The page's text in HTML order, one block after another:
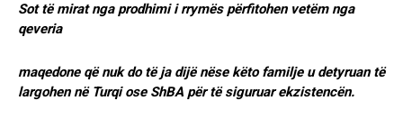
Sot të mirat nga prodhimi i rrymës përfitohen vetëm nga
qeveria
maqedone që nuk do të ja dijë nëse këto familje u detyruan të
largohen në Turqi ose ShBA për të siguruar ekzistencën.